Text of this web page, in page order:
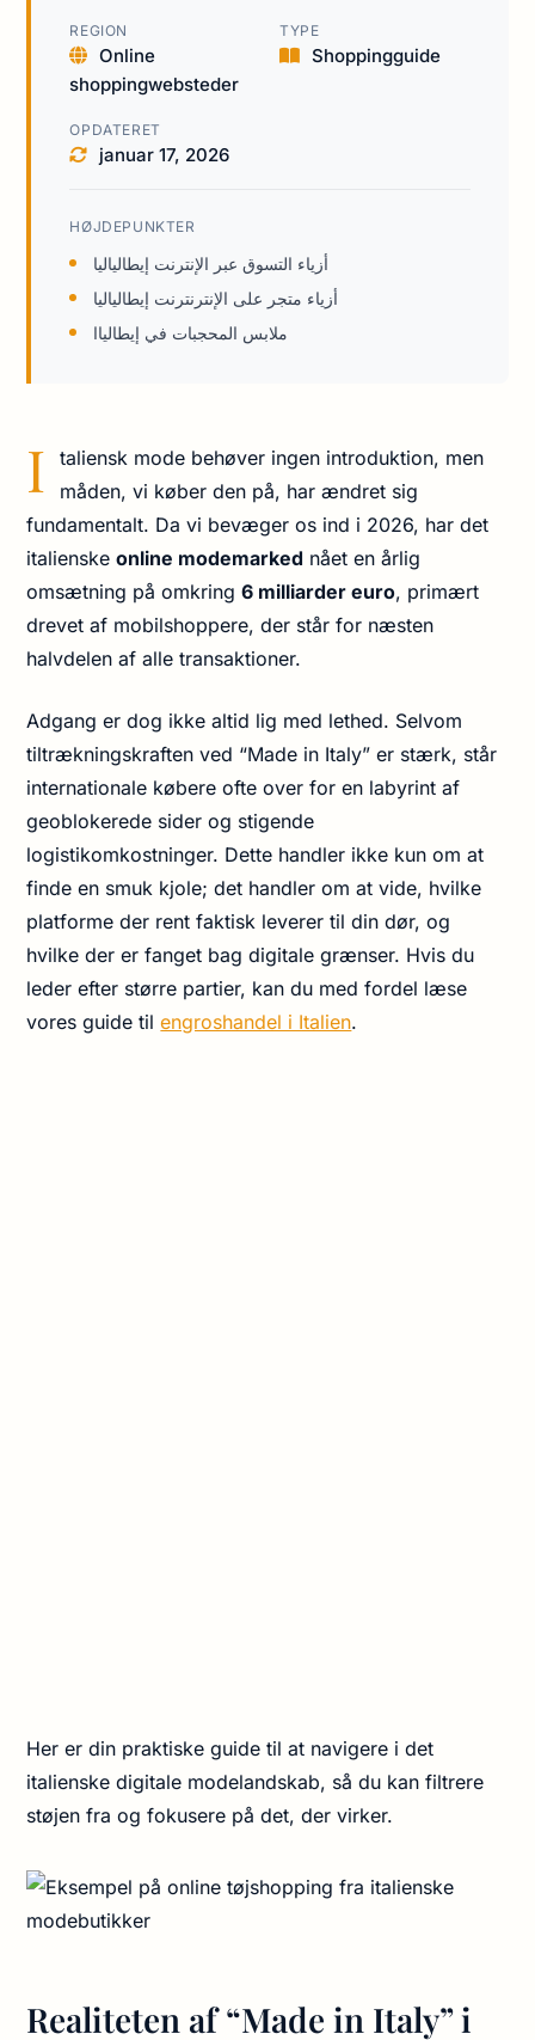
REGION
Online
shoppingwebsteder
TYPE
Shoppingguide
OPDATERET
januar 17, 2026
HØJDEPUNKTER
أزياء التسوق عبر الإنترنت إيطالياليا
أزياء متجر على الإنترنترنت إيطالياليا
ملابس المحجبات في إيطالياا
I
taliensk mode behøver ingen introduktion, men
måden, vi køber den på, har ændret sig
fundamentalt. Da vi bevæger os ind i 2026, har det
italienskeonline modemarked nået en årlig
omsætning på omkring6 milliarder euro, primært
drevet af mobilshoppere, der står for næsten
halvdelen af alle transaktioner.
Adgang er dog ikke altid lig med lethed. Selvom
tiltrækningskraften ved “Made in Italy” er stærk, står
internationale købere ofte over for en labyrint af
geoblokerede sider og stigende
logistikomkostninger. Dette handler ikke kun om at
finde en smuk kjole; det handler om at vide, hvilke
platforme der rent faktisk leverer til din dør, og
hvilke der er fanget bag digitale grænser. Hvis du
leder efter større partier, kan du med fordel læse
vores guide tilengroshandel i Italien.
Her er din praktiske guide til at navigere i det
italienske digitale modelandskab, så du kan filtrere
støjen fra og fokusere på det, der virker.
Realiteten af “Made in Italy” i